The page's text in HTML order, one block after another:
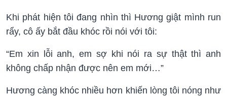
Khi phát hiện tôi đang nhìn thì Hương giật mình run
rẩy, cô ấy bắt đầu khóc rồi nói với tôi:
“Em xin lỗi anh, em sợ khi nói ra sự thật thì anh
không chấp nhận được nên em mới…”
Hương càng khóc nhiều hơn khiến lòng tôi nóng như